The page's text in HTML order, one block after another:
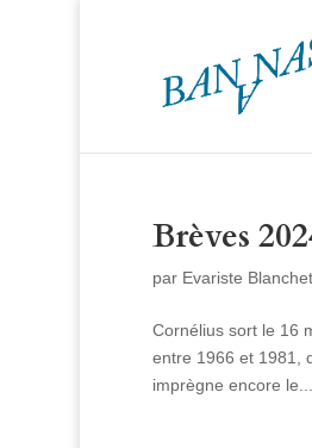
Brèves
par Evariste Blanchet
Cornélius sort le 16
entre 1966 et 1981,
imprègne encore le...